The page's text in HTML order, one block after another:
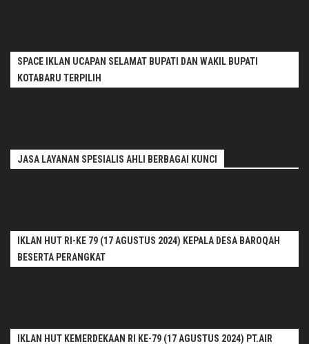
SPACE IKLAN UCAPAN SELAMAT BUPATI DAN WAKIL BUPATI
KOTABARU TERPILIH
JASA LAYANAN SPESIALIS AHLI BERBAGAI KUNCI
IKLAN HUT RI-KE 79 (17 AGUSTUS 2024) KEPALA DESA BAROQAH
BESERTA PERANGKAT
IKLAN HUT KEMERDEKAAN RI KE-79 (17 AGUSTUS 2024) PT.AIR